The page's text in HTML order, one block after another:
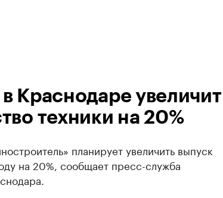
Краснодаре увеличит
техники на 20%
планирует увеличить выпуск
на 20%, сообщает пресс-служба